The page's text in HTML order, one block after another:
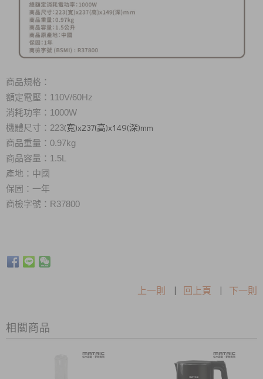
商品規格：
額定電壓：110V/60Hz
消耗功率：1000W
機體尺寸：223(寛)x237(高)x149(深)mm
商品重量：0.97kg
商品容量 ：1.5L
產地：中國
保固：一年
商檢字號 ：R37800
上一則 | 回上頁 | 下一則
相關商品